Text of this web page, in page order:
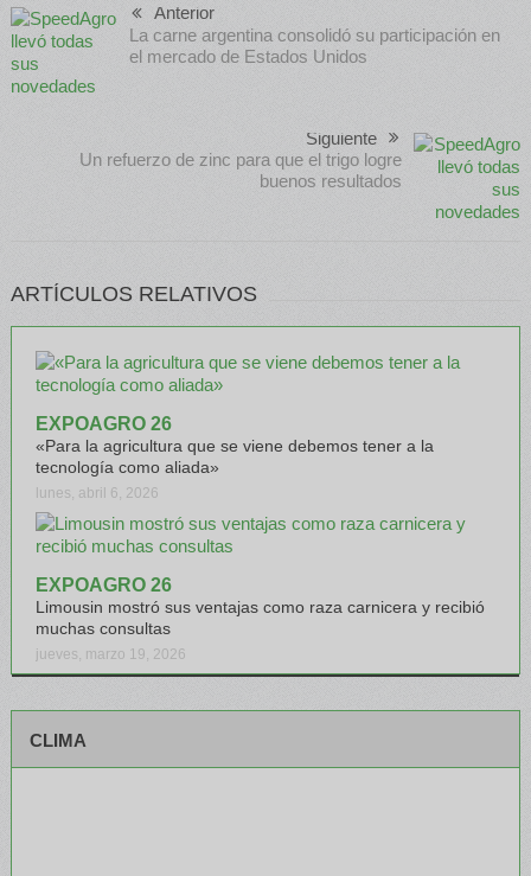
Anterior
La carne argentina consolidó su participación en
el mercado de Estados Unidos
Siguiente
Un refuerzo de zinc para que el trigo logre
buenos resultados
ARTÍCULOS RELATIVOS
EXPOAGRO 26
«Para la agricultura que se viene debemos tener a la
tecnología como aliada»
lunes, abril 6, 2026
EXPOAGRO 26
Limousin mostró sus ventajas como raza carnicera y recibió
muchas consultas
jueves, marzo 19, 2026
CLIMA